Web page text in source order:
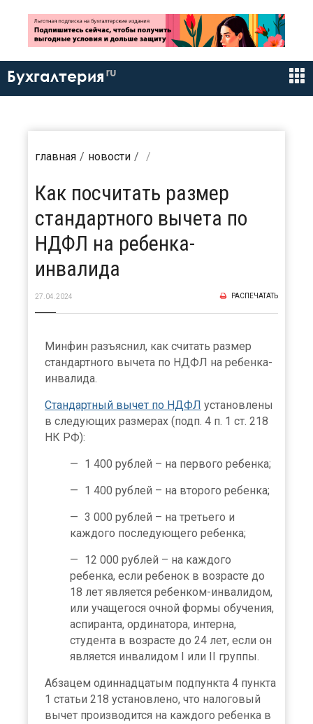
Бухгалтерия ru
главная новости
Как посчитать размер
стандартного вычета по
НДФЛ на ребенка-
инвалида
27.04.2024 РАСПЕЧАТАТЬ
Минфин разъяснил, как считать размер
стандартного вычета по НДФЛ на ребенка-
инвалида.
Стандартный вычет по НДФЛ установлены
в следующих размерах (подп. 4 п. 1 ст. 218
НК РФ):
1 400 рублей – на первого ребенка;
1 400 рублей – на второго ребенка;
3 000 рублей – на третьего и
каждого последующего ребенка;
12 000 рублей – на каждого
ребенка, если ребенок в возрасте до
18 лет является ребенком-инвалидом,
или учащегося очной формы обучения,
аспиранта, ординатора, интерна,
студента в возрасте до 24 лет, если он
является инвалидом I или II группы.
Абзацем одиннадцатым подпункта 4 пункта
1 статьи 218 установлено, что налоговый
вычет производится на каждого ребенка в